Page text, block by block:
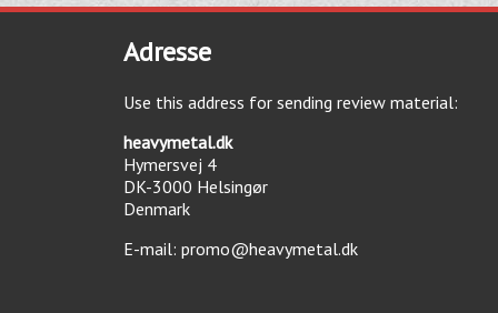
Adresse
Use this address for sending review material:
heavymetal.dk
Hymersvej 4
DK-3000 Helsingør
Denmark
E-mail: promo@heavymetal.dk